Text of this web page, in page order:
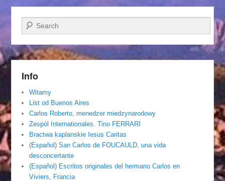
Szukaj
Info
Witamy
List od Buenos Aires
Carlos Roberto, menedzer miedzynarodowy
Zespól Internationales. Tino FERRARI
Bractwa kaplanskie Iesus Caritas
(Español) San Carlos de FOUCAULD, una vida
desconcertante
(Español) Escritos originales del hermano Carlos en
Viviers, Francia